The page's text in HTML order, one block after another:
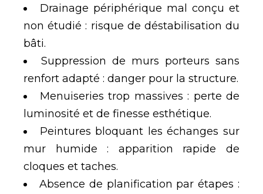
Drainage périphérique mal conçu et
non étudié : risque de déstabilisation du
bâti.
Suppression de murs porteurs sans
renfort adapté : danger pour la structure.
Menuiseries trop massives : perte de
luminosité et de finesse esthétique.
Peintures bloquant les échanges sur
mur humide : apparition rapide de
cloques et taches.
Absence de planification par étapes :